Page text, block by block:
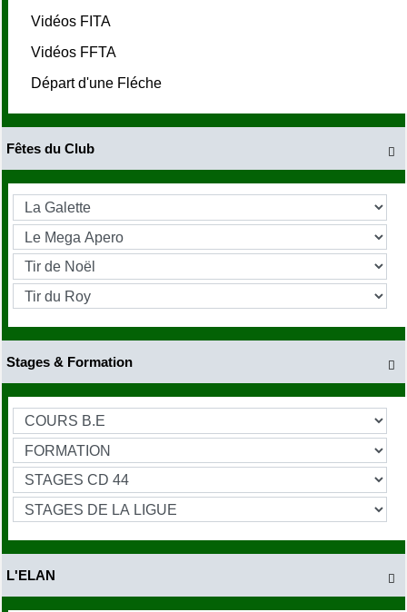
Vidéos FITA
Vidéos FFTA
Départ d'une Fléche

Fêtes du Club

Stages & Formation

L'ELAN